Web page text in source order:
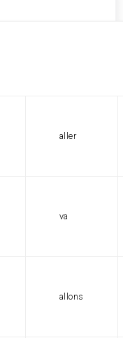
aller
va
allons